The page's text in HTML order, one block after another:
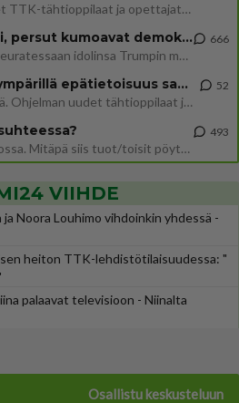
Ernest Lawson esitteli uudet TTK-tähtioppilaat ja opettajat torstaina 6.8. lehdistölle. Tulevalla kaudella on yksi hausk
Jos SDP ei voita reilusti, persut kumoavat demokratian Suomesta
Näin tekisi ainakin Rydman seuratessaan idolinsa Trumpin mallia https://www.is.fi/politiikka/art-2000012187244.html
666
Uuden TTK-juontajan ympärillä epätietoisuus sakenee - Nyt MTV hämmentää soppaa
TTK tulee taas tänä syksynä. Ohjelman uudet tähtioppilaat julkistetaan torstaina 6. elokuuta klo 14 alkavassa lehdistö
52
Siinäpä se kysymys on otsikossa. Mitäpä siis tuot/toisit pöytään parisuhteessa? Oletko mies vai nainen? Koetko sen mitä
493
VIIHDE
Noora Louhimo vihdoinkin yhdessä -
heiton TTK-lehdistötilaisuudessa: "
palaavat televisioon - Niinalta
Osallistu keskusteluun